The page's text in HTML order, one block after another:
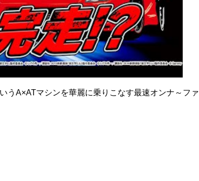
うA×ATマシンを華麗に乗りこなす最速オンナ～ファ